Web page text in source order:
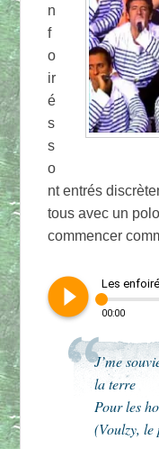
n
f
o
ir
é
s
s
o
nt entrés
tous avec un
commencer
play_circle_filled Les
00:00
J’me
la terre
Pour les
(Voulzy, le